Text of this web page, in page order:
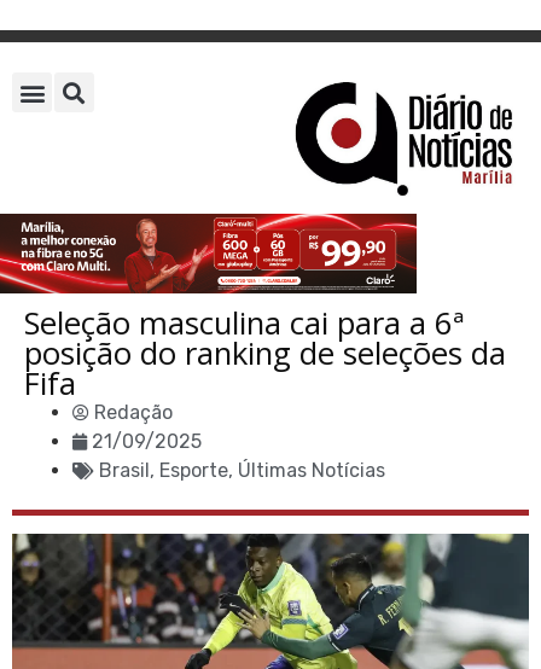
Seleção masculina cai para a 6ª
posição do ranking de seleções da
Fifa
Redação
21/09/2025
Brasil, Esporte, Últimas Notícias